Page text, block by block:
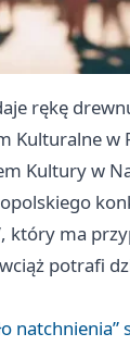
rękę
Kulturalne w
Kultury w
który ma
potrafi